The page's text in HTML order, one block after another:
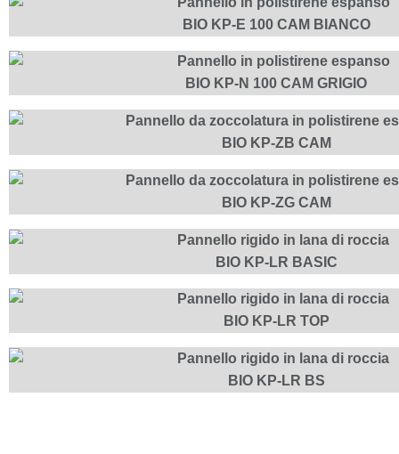
BIO KP-E 100 CAM BIANCO
BIO KP-N 100 CAM GRIGIO
BIO KP-ZB CAM
BIO KP-ZG CAM
BIO KP-LR BASIC
BIO KP-LR TOP
BIO KP-LR BS